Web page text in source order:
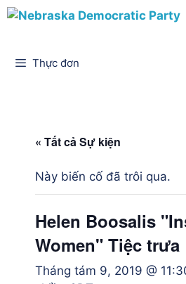
Thực đơn
« Tất cả Sự kiện
Này biến cố đã trôi qua.
Helen Boosalis
Women" Tiệc trưa
Tháng tám 9, 2019 @